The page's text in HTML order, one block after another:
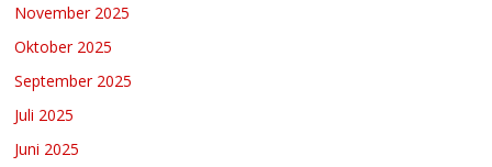
November 2025
Oktober 2025
September 2025
Juli 2025
Juni 2025